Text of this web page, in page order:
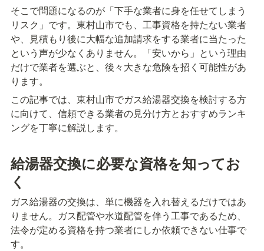
そこで問題になるのが「下手な業者に身を任せてしまう
リスク」です。東村山市でも、工事資格を持たない業者
や、見積もり後に大幅な追加請求をする業者に当たった
という声が少なくありません。「安いから」という理由
だけで業者を選ぶと、後々大きな危険を招く可能性があ
ります。
この記事では、東村山市でガス給湯器交換を検討する方
に向けて、信頼できる業者の見分け方とおすすめランキ
ングを丁寧に解説します。
給湯器交換に必要な資格を知ってお
く
ガス給湯器の交換は、単に機器を入れ替えるだけではあ
りません。ガス配管や水道配管を伴う工事であるため、
法令が定める資格を持つ業者にしか依頼できない仕事で
す。